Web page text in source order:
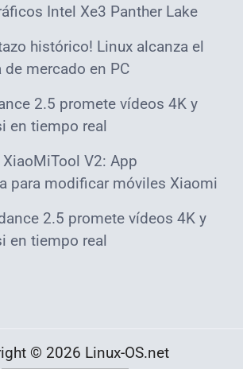
Intel Xe3 Panther Lake
histórico! Linux alcanza el
de mercado en PC
2.5 promete vídeos 4K y
en tiempo real
XiaoMiTool V2: App
para modificar móviles Xiaomi
2.5 promete vídeos 4K y
en tiempo real
© 2026 Linux-OS.net